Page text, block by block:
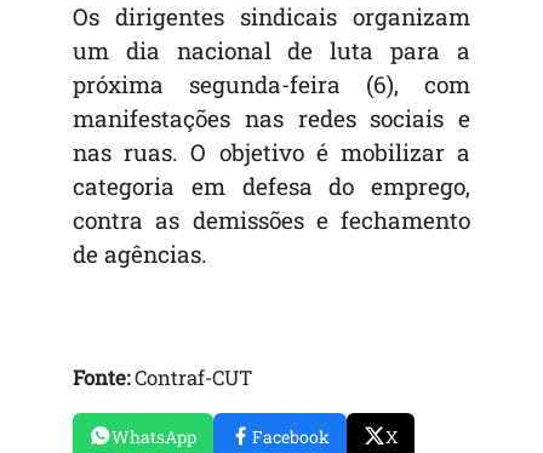
Os dirigentes sindicais organizam
um dia nacional de luta para a
próxima segunda-feira (6), com
manifestações nas redes sociais e
nas ruas. O objetivo é mobilizar a
categoria em defesa do emprego,
contra as demissões e fechamento
de agências.
Fonte:Contraf-CUT
WhatsApp Facebook X